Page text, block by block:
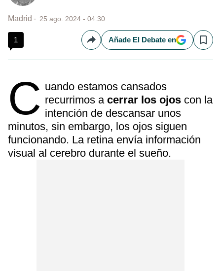
Madrid 25 ago. 2024 - 04:30
1 CompartirAñade El Debate en Save
C uando estamos cansados
recurrimos acerrar los ojos con la
intención de descansar unos
minutos, sin embargo, los ojos siguen
funcionando. La retina envía información
visual al cerebro durante el sueño.